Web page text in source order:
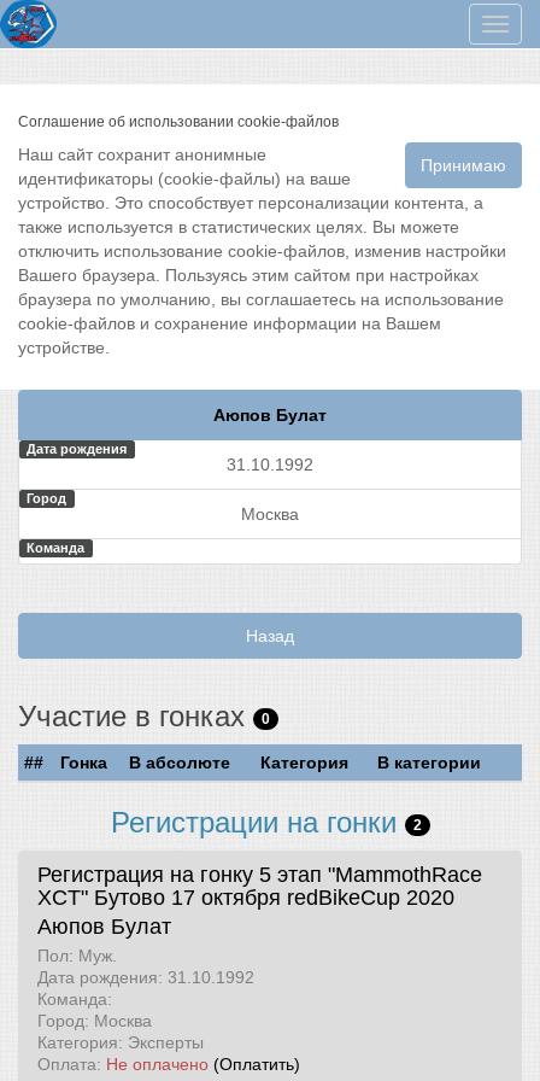
Меню
Соглашение об использовании cookie-файлов
Принимаю
Наш сайт сохранит анонимные
идентификаторы (cookie-файлы) на ваше
устройство. Это способствует персонализации контента, а
также используется в статистических целях. Вы можете
отключить использование cookie-файлов, изменив настройки
Вашего браузера. Пользуясь этим сайтом при настройках
браузера по умолчанию, вы соглашаетесь на использование
cookie-файлов и сохранение информации на Вашем
устройстве.
Аюпов Булат
Дата рождения
31.10.1992
Город
Москва
Команда
Назад
Участие в гонках 0
## Гонка В абсолюте Категория В категории
Регистрации на гонки 2
Регистрация на гонку 5 этап "MammothRace
XCT" Бутово 17 октября redBikeCup 2020
Аюпов Булат
Пол: Муж.
Дата рождения: 31.10.1992
Команда:
Город: Москва
Категория: Эксперты
Оплата: Не оплачено (Оплатить)